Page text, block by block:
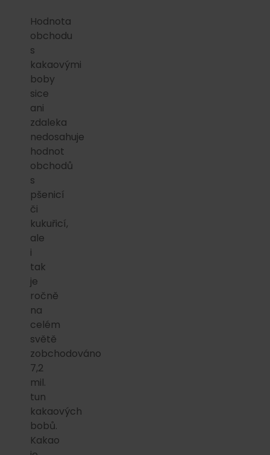
Hodnota
obchodu
s
kakaovými
boby
sice
ani
zdaleka
nedosahuje
hodnot
obchodů
s
pšenicí
či
kukuřicí,
ale
i
tak
je
ročně
na
celém
světě
zobchodováno
7,2
mil.
tun
kakaových
bobů.
Kakao